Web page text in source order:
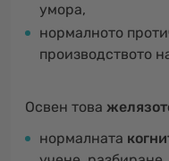
умора,
нормалното
производството
Освен това
нормалната